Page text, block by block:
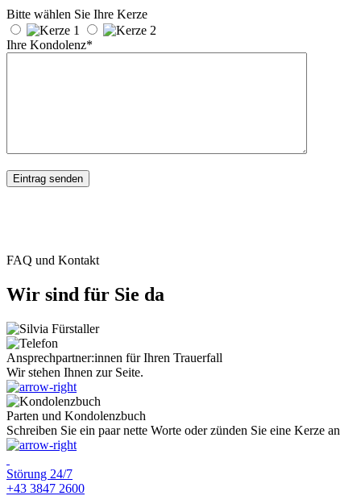
Bitte wählen Sie Ihre Kerze
Ihre Kondolenz*
FAQ und Kontakt
Wir sind für Sie da
Ansprechpartner:innen für Ihren Trauerfall
Wir stehen Ihnen zur Seite.
Parten und Kondolenzbuch
Schreiben Sie ein paar nette Worte oder zünden Sie eine Kerze an
Störung 24/7
+43 3847 2600